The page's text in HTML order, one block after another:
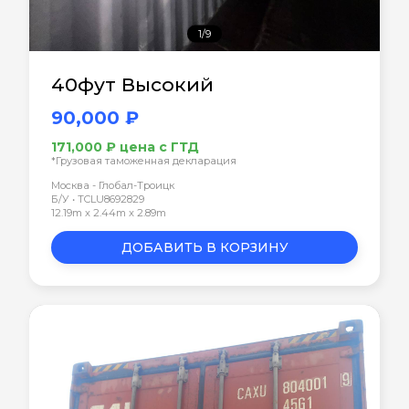
1/9
40фут Высокий
90,000 ₽
171,000 ₽ цена с ГТД
*Грузовая таможенная декларация
Москва - Глобал-Троицк
Б/У • TCLU8692829
12.19m x 2.44m x 2.89m
ДОБАВИТЬ В КОРЗИНУ